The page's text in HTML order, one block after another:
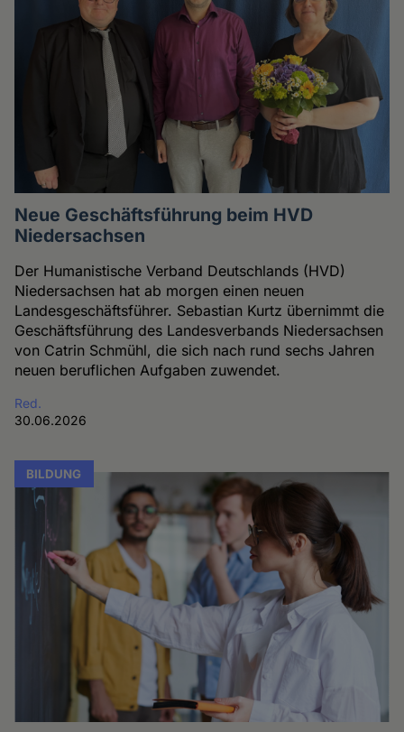
Neue Geschäftsführung beim HVD
Niedersachsen
Der Humanistische Verband Deutschlands (HVD)
Niedersachsen hat ab morgen einen neuen
Landesgeschäftsführer. Sebastian Kurtz übernimmt die
Geschäftsführung des Landesverbands Niedersachsen
von Catrin Schmühl, die sich nach rund sechs Jahren
neuen beruflichen Aufgaben zuwendet.
Red.
30.06.2026
BILDUNG